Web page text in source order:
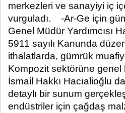
merkezleri ve sanayiyi iç
vurguladı. -Ar-Ge için
Genel Müdür Yardımcısı
5911 sayılı Kanunda
ithalatlarda, gümrük
Kompozit sektörüne genel
İsmail Hakkı Hacıalioğlu
detaylı bir sunum
endüstriler için çağdaş